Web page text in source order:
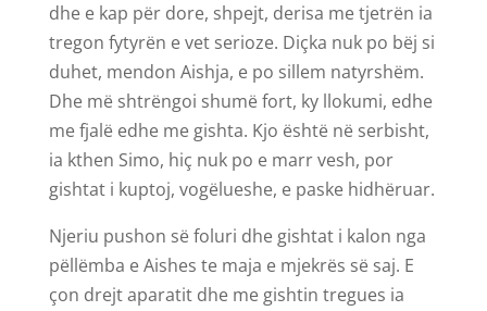
dhe e kap për dore, shpejt, derisa me tjetrën ia
tregon fytyrën e vet serioze. Diçka nuk po bëj si
duhet, mendon Aishja, e po sillem natyrshëm.
Dhe më shtrëngoi shumë fort, ky llokumi, edhe
me fjalë edhe me gishta. Kjo është në serbisht,
ia kthen Simo, hiç nuk po e marr vesh, por
gishtat i kuptoj, vogëlueshe, e paske hidhëruar.
Njeriu pushon së foluri dhe gishtat i kalon nga
pëllëmba e Aishes te maja e mjekrës së saj. E
çon drejt aparatit dhe me gishtin tregues ia